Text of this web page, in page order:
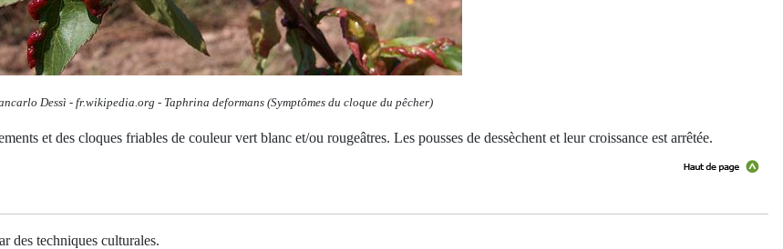
Dessì - fr.wikipedia.org - Taphrina deformans (Symptômes du cloque du pêcher)
et des cloques friables de couleur vert blanc et/ou rougeâtres. Les pousses de dessèchent et leur croissance est arrêtée.
des techniques culturales.